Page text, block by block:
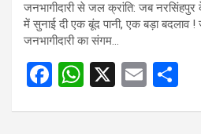
जनभागीदारी से जल क्रांति: जब नरसिंहपुर
में सुनाई दी एक बूंद पानी, एक बड़ा बदलाव
जनभागीदारी का संगम…
F
W
X
E